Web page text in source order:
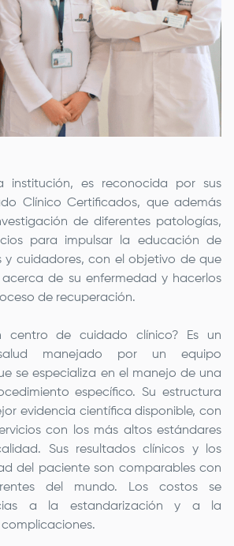
institución, es reconocida por sus
Clínico Certificados, que además
de diferentes patologías,
para impulsar la educación de
y cuidadores, con el objetivo de que
de su enfermedad y hacerlos
de recuperación.
centro de cuidado clínico? Es un
manejado por un equipo
se especializa en el manejo de una
específico. Su estructura
evidencia científica disponible, con
con los más altos estándares
Sus resultados clínicos y los
del paciente son comparables con
del mundo. Los costos se
a la estandarización y a la